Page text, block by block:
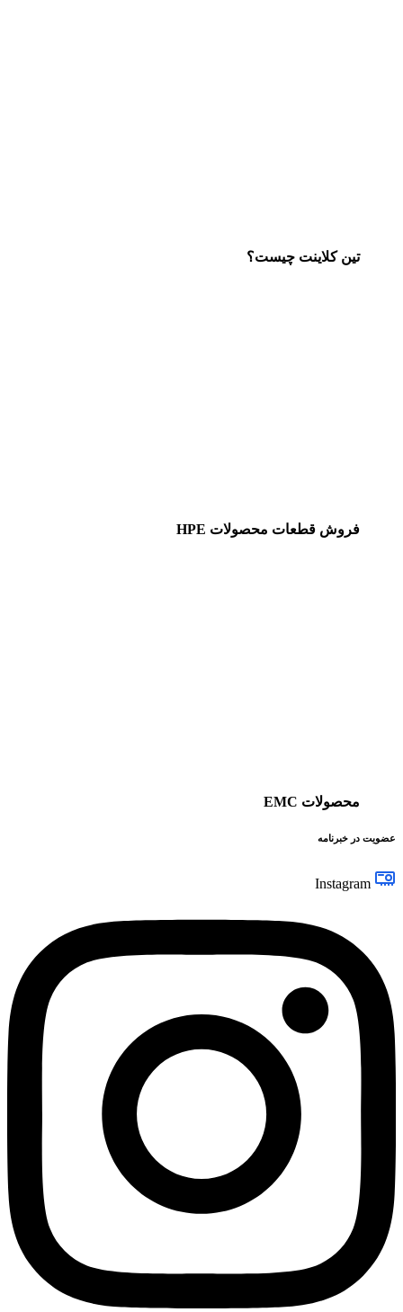
تین کلاینت چیست؟
فروش قطعات محصولات HPE
محصولات EMC
عضویت در خبرنامه
Instagram